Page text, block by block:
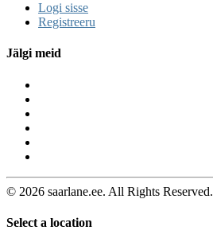
Logi sisse
Registreeru
Jälgi meid
© 2026 saarlane.ee. All Rights Reserved.
Select a location